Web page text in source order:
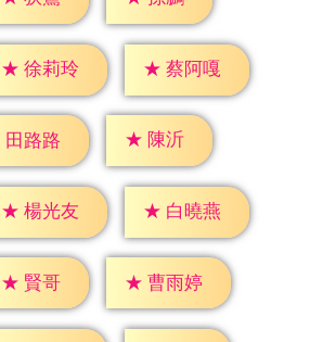
★ 徐莉玲 ★ 蔡阿嘎
田路路 ★ 陳沂
★ 楊光友 ★ 白曉燕
★ 賢哥 ★ 曹雨婷